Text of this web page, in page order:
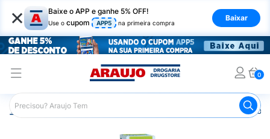
× Baixe o APP e ganhe 5% OFF!
Use o cupom APP5 na primeira compra
Baixar
0
Araujo Medicamentos Remédio para Gripe e Resfriado